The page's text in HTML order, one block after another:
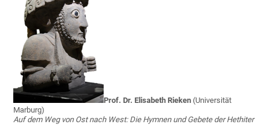
Prof. Dr. Elisabeth Rieken (Universität
Marburg)
Auf dem Weg von Ost nach West: Die Hymnen und Gebete der Hethiter